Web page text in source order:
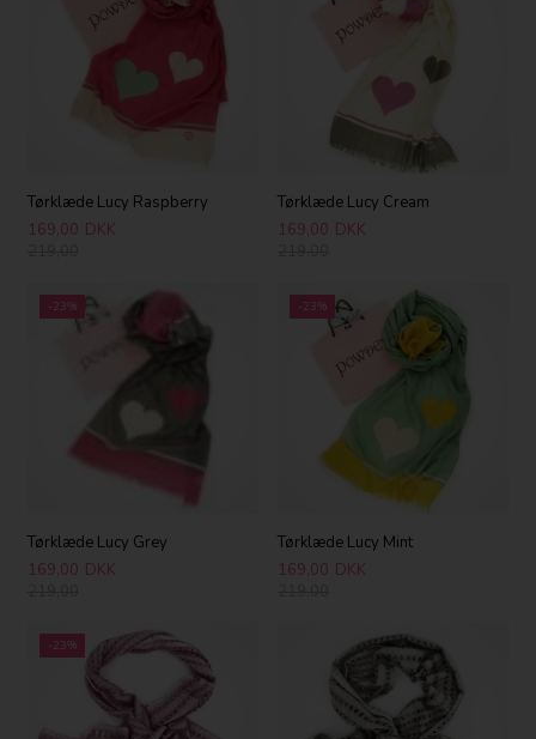
Tørklæde Lucy Raspberry
169,00 DKK
Tørklæde Lucy Cream
169,00 DKK
-23%
Tørklæde Lucy Grey
169,00 DKK
-23%
Tørklæde Lucy Mint
169,00 DKK
-23%